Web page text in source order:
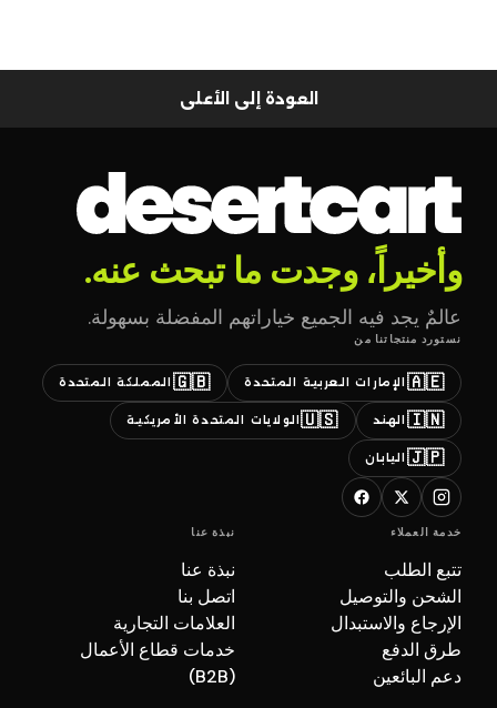
العودة إلى الأعلى
وأخيراً، وجدت ما تبحث عنه.
عالمٌ يجد فيه الجميع خياراتهم المفضلة بسهولة.
نستورد منتجاتنا من
🇦🇪 الإمارات العربية المتحدة 🇬🇧 المملكة المتحدة
🇮🇳 الهند 🇺🇸الولايات المتحدة الأمريكية
🇯🇵 اليابان
خدمة العملاء
تتبع الطلب
الشحن والتوصيل
الإرجاع والاستبدال
طرق الدفع
دعم البائعين
نبذة عنا
نبذة عنا
اتصل بنا
العلامات التجارية
خدمات قطاع الأعمال
(B2B)